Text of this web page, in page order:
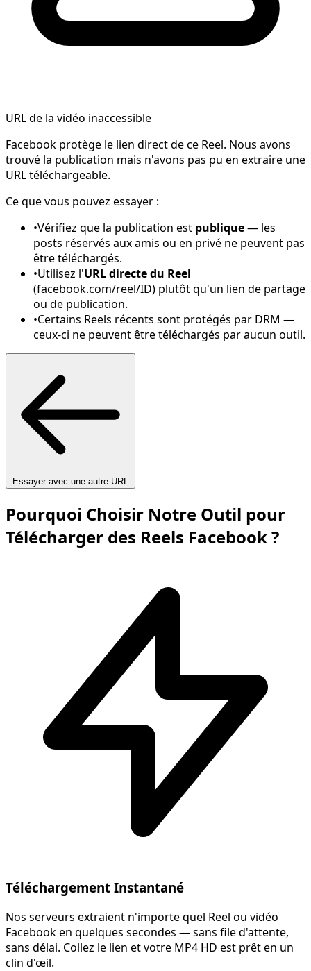
URL de la vidéo inaccessible
Facebook protège le lien direct de ce Reel. Nous avons
trouvé la publication mais n'avons pas pu en extraire une
URL téléchargeable.
Ce que vous pouvez essayer :
•Vérifiez que la publication est publique— les
posts réservés aux amis ou en privé ne peuvent pas
être téléchargés.
•Utilisez l'URL directe du Reel
(facebook.com/reel/ID) plutôt qu'un lien de partage
ou de publication.
•Certains Reels récents sont protégés par DRM —
ceux-ci ne peuvent être téléchargés par aucun outil.
Essayer avec une autre URL
Pourquoi Choisir Notre Outil pour
Télécharger des Reels Facebook ?
Téléchargement Instantané
Nos serveurs extraient n'importe quel Reel ou vidéo
Facebook en quelques secondes — sans file d'attente,
sans délai. Collez le lien et votre MP4 HD est prêt en un
clin d'œil.